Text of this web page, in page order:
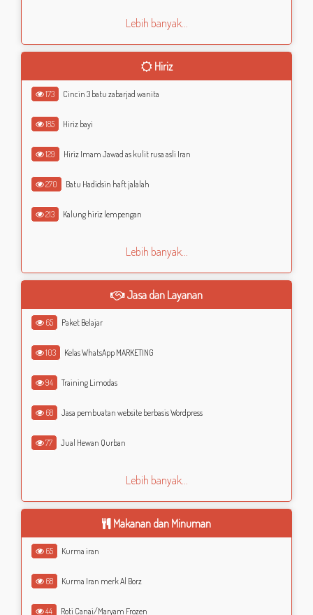
Lebih banyak...
Hiriz
173 Cincin 3 batu zabarjad wanita
185 Hiriz bayi
129 Hiriz Imam Jawad as kulit rusa asli Iran
270 Batu Hadidsin haft jalalah
213 Kalung hiriz lempengan
Lebih banyak...
Jasa dan Layanan
65 Paket Belajar
103 Kelas WhatsApp MARKETING
94 Training Limodas
68 Jasa pembuatan website berbasis Wordpress
77 Jual Hewan Qurban
Lebih banyak...
Makanan dan Minuman
65 Kurma iran
68 Kurma Iran merk Al Borz
44 Roti Canai/Maryam Frozen